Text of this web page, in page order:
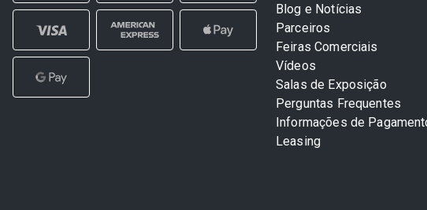
Blog e Notícias
Parceiros
Feiras Comerciais
Vídeos
Salas de Exposição
Perguntas Frequentes
Informações de
Leasing